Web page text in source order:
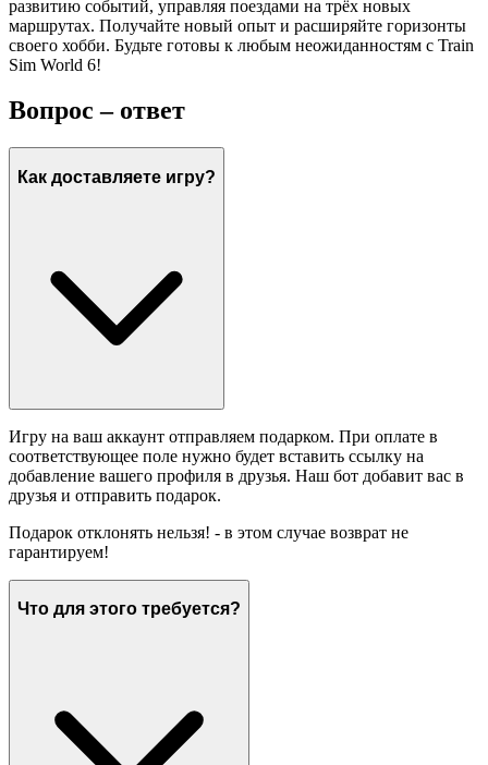
развитию событий, управляя поездами на трёх новых
маршрутах. Получайте новый опыт и расширяйте горизонты
своего хобби. Будьте готовы к любым неожиданностям с Train
Sim World 6!
Вопрос – ответ
Как доставляете игру?
Игру на ваш аккаунт отправляем подарком. При оплате в
соответствующее поле нужно будет вставить ссылку на
добавление вашего профиля в друзья. Наш бот добавит вас в
друзья и отправить подарок.
Подарок отклонять нельзя! - в этом случае возврат не
гарантируем!
Что для этого требуется?